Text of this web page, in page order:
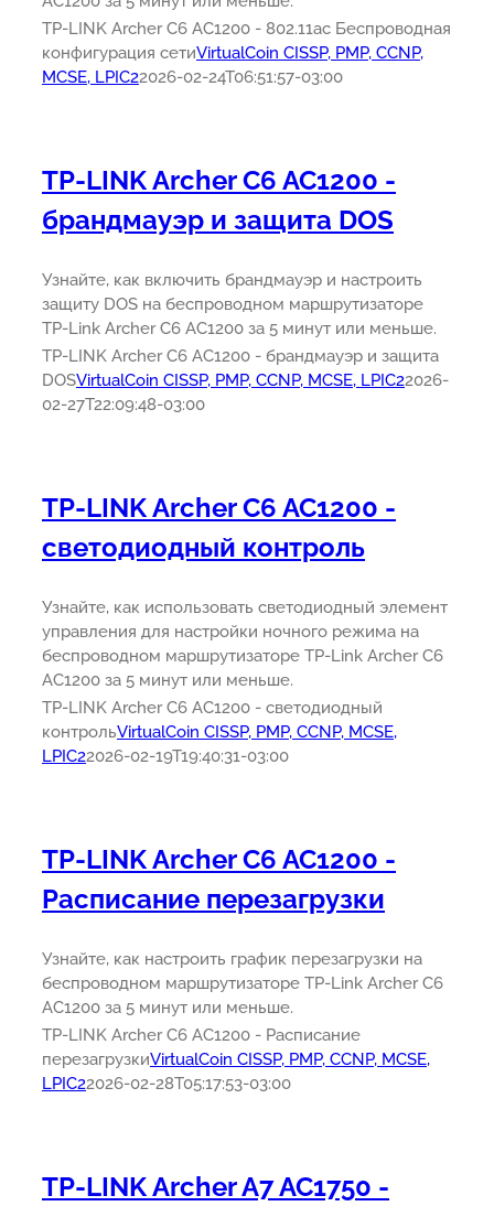
TP-LINK Archer C6 AC1200 - 802.11ac Беспроводная
конфигурация сетиVirtualCoin CISSP, PMP, CCNP,
MCSE, LPIC22026-02-24T06:51:57-03:00
TP-LINK Archer C6 AC1200 -
брандмауэр и защита DOS
Узнайте, как включить брандмауэр и настроить
защиту DOS на беспроводном маршрутизаторе
TP-Link Archer C6 AC1200 за 5 минут или меньше.
TP-LINK Archer C6 AC1200 - брандмауэр и защита
DOSVirtualCoin CISSP, PMP, CCNP, MCSE, LPIC22026-
02-27T22:09:48-03:00
TP-LINK Archer C6 AC1200 -
светодиодный контроль
Узнайте, как использовать светодиодный элемент
управления для настройки ночного режима на
беспроводном маршрутизаторе TP-Link Archer C6
AC1200 за 5 минут или меньше.
TP-LINK Archer C6 AC1200 - светодиодный
контрольVirtualCoin CISSP, PMP, CCNP, MCSE,
LPIC22026-02-19T19:40:31-03:00
TP-LINK Archer C6 AC1200 -
Расписание перезагрузки
Узнайте, как настроить график перезагрузки на
беспроводном маршрутизаторе TP-Link Archer C6
AC1200 за 5 минут или меньше.
TP-LINK Archer C6 AC1200 - Расписание
перезагрузкиVirtualCoin CISSP, PMP, CCNP, MCSE,
LPIC22026-02-28T05:17:53-03:00
TP-LINK Archer A7 AC1750 -